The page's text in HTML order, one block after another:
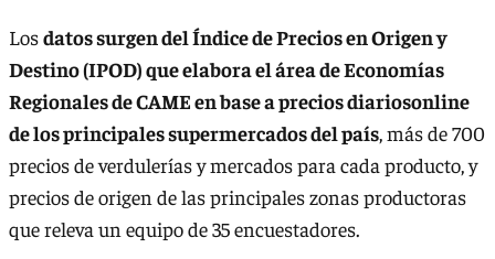
Losdatos surgen del Índice de Precios en Origen y
Destino (IPOD) que elabora el área de Economías
Regionales de CAME en base a precios diariosonline
de los principales supermercados del país , más de 700
precios de verdulerías y mercados para cada producto, y
precios de origen de las principales zonas productoras
que releva un equipo de 35 encuestadores.